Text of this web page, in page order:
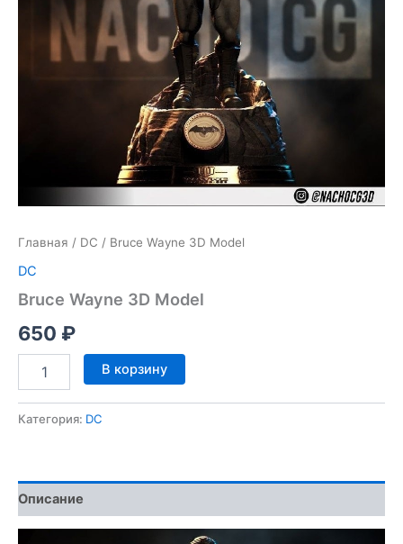
Главная / DC / Bruce Wayne 3D Model
DC
Bruce Wayne 3D Model
650 ₽
Количество
товара
Wayne
В корзину
Категория: DC
Описание